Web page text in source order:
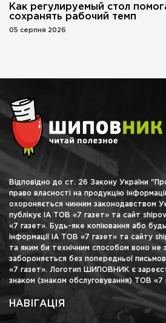
Как регулируемый стол
сохранять рабочий темп
05 серпня 2026
Відповідно до ст. 26 Закону України "Про
право власності на продукцію
охороняється чинним законодавством
публікує ІА ТОВ «7 газет» та сайт
«7 газет». Будь-яке копіювання або
інформації ІА ТОВ «7 газет» та сайту
та яким би технічним способом воно не
забороняється без попередньої
«7 газет». Логотип ШИПОВНИК є
знаком (знаком обслуговування) ТОВ «7
НАВІГАЦІЯ